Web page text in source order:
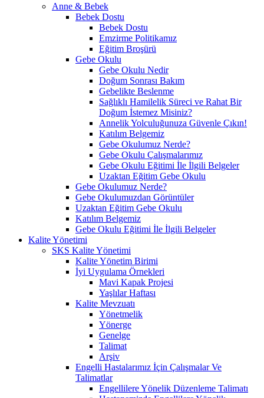
Anne & Bebek
Bebek Dostu
Bebek Dostu
Emzirme Politikamız
Eğitim Broşürü
Gebe Okulu
Gebe Okulu Nedir
Doğum Sonrası Bakım
Gebelikte Beslenme
Sağlıklı Hamilelik Süreci ve Rahat Bir
Doğum İstemez Misiniz?
Annelik Yolculuğunuza Güvenle Çıkın!
Katılım Belgemiz
Gebe Okulumuz Nerde?
Gebe Okulu Çalışmalarımız
Gebe Okulu Eğitimi İle İlgili Belgeler
Uzaktan Eğitim Gebe Okulu
Gebe Okulumuz Nerde?
Gebe Okulumuzdan Görüntüler
Uzaktan Eğitim Gebe Okulu
Katılım Belgemiz
Gebe Okulu Eğitimi İle İlgili Belgeler
Kalite Yönetimi
SKS Kalite Yönetimi
Kalite Yönetim Birimi
İyi Uygulama Örnekleri
Mavi Kapak Projesi
Yaşlılar Haftası
Kalite Mevzuatı
Yönetmelik
Yönerge
Genelge
Talimat
Arşiv
Engelli Hastalarımız İçin Çalışmalar Ve
Talimatlar
Engellilere Yönelik Düzenleme Talimatı